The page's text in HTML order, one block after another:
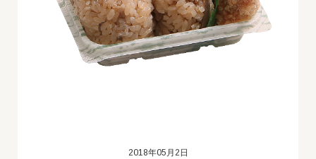
2018年05月2日